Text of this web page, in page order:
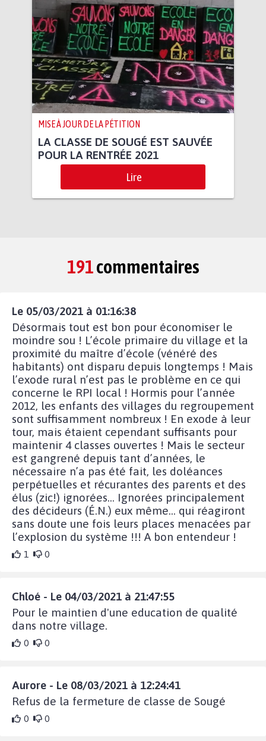
MISE À JOUR DE LA PÉTITION
LA CLASSE DE SOUGÉ EST SAUVÉE
POUR LA RENTRÉE 2021
Lire
191commentaires
Le 05/03/2021 à 01:16:38
Désormais tout est bon pour économiser le
moindre sou ! L’école primaire du village et la
proximité du maître d’école (vénéré des
habitants) ont disparu depuis longtemps ! Mais
l’exode rural n’est pas le problème en ce qui
concerne le RPI local ! Hormis pour l’année
2012, les enfants des villages du regroupement
sont suffisamment nombreux ! En exode à leur
tour, mais étaient cependant suffisants pour
maintenir 4 classes ouvertes ! Mais le secteur
est gangrené depuis tant d’années, le
nécessaire n’a pas été fait, les doléances
perpétuelles et récurantes des parents et des
élus (zic!) ignorées... Ignorées principalement
des décideurs (É.N.) eux même... qui réagiront
sans doute une fois leurs places menacées par
l’explosion du système !!! A bon entendeur !
1 0
Chloé - Le 04/03/2021 à 21:47:55
Pour le maintien d'une education de qualité
dans notre village.
0 0
Aurore - Le 08/03/2021 à 12:24:41
Refus de la fermeture de classe de Sougé
0 0